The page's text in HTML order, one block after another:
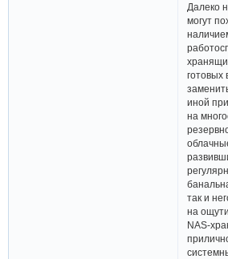
Далеко
могут
готовых
иной
на
так и
на
NAS-